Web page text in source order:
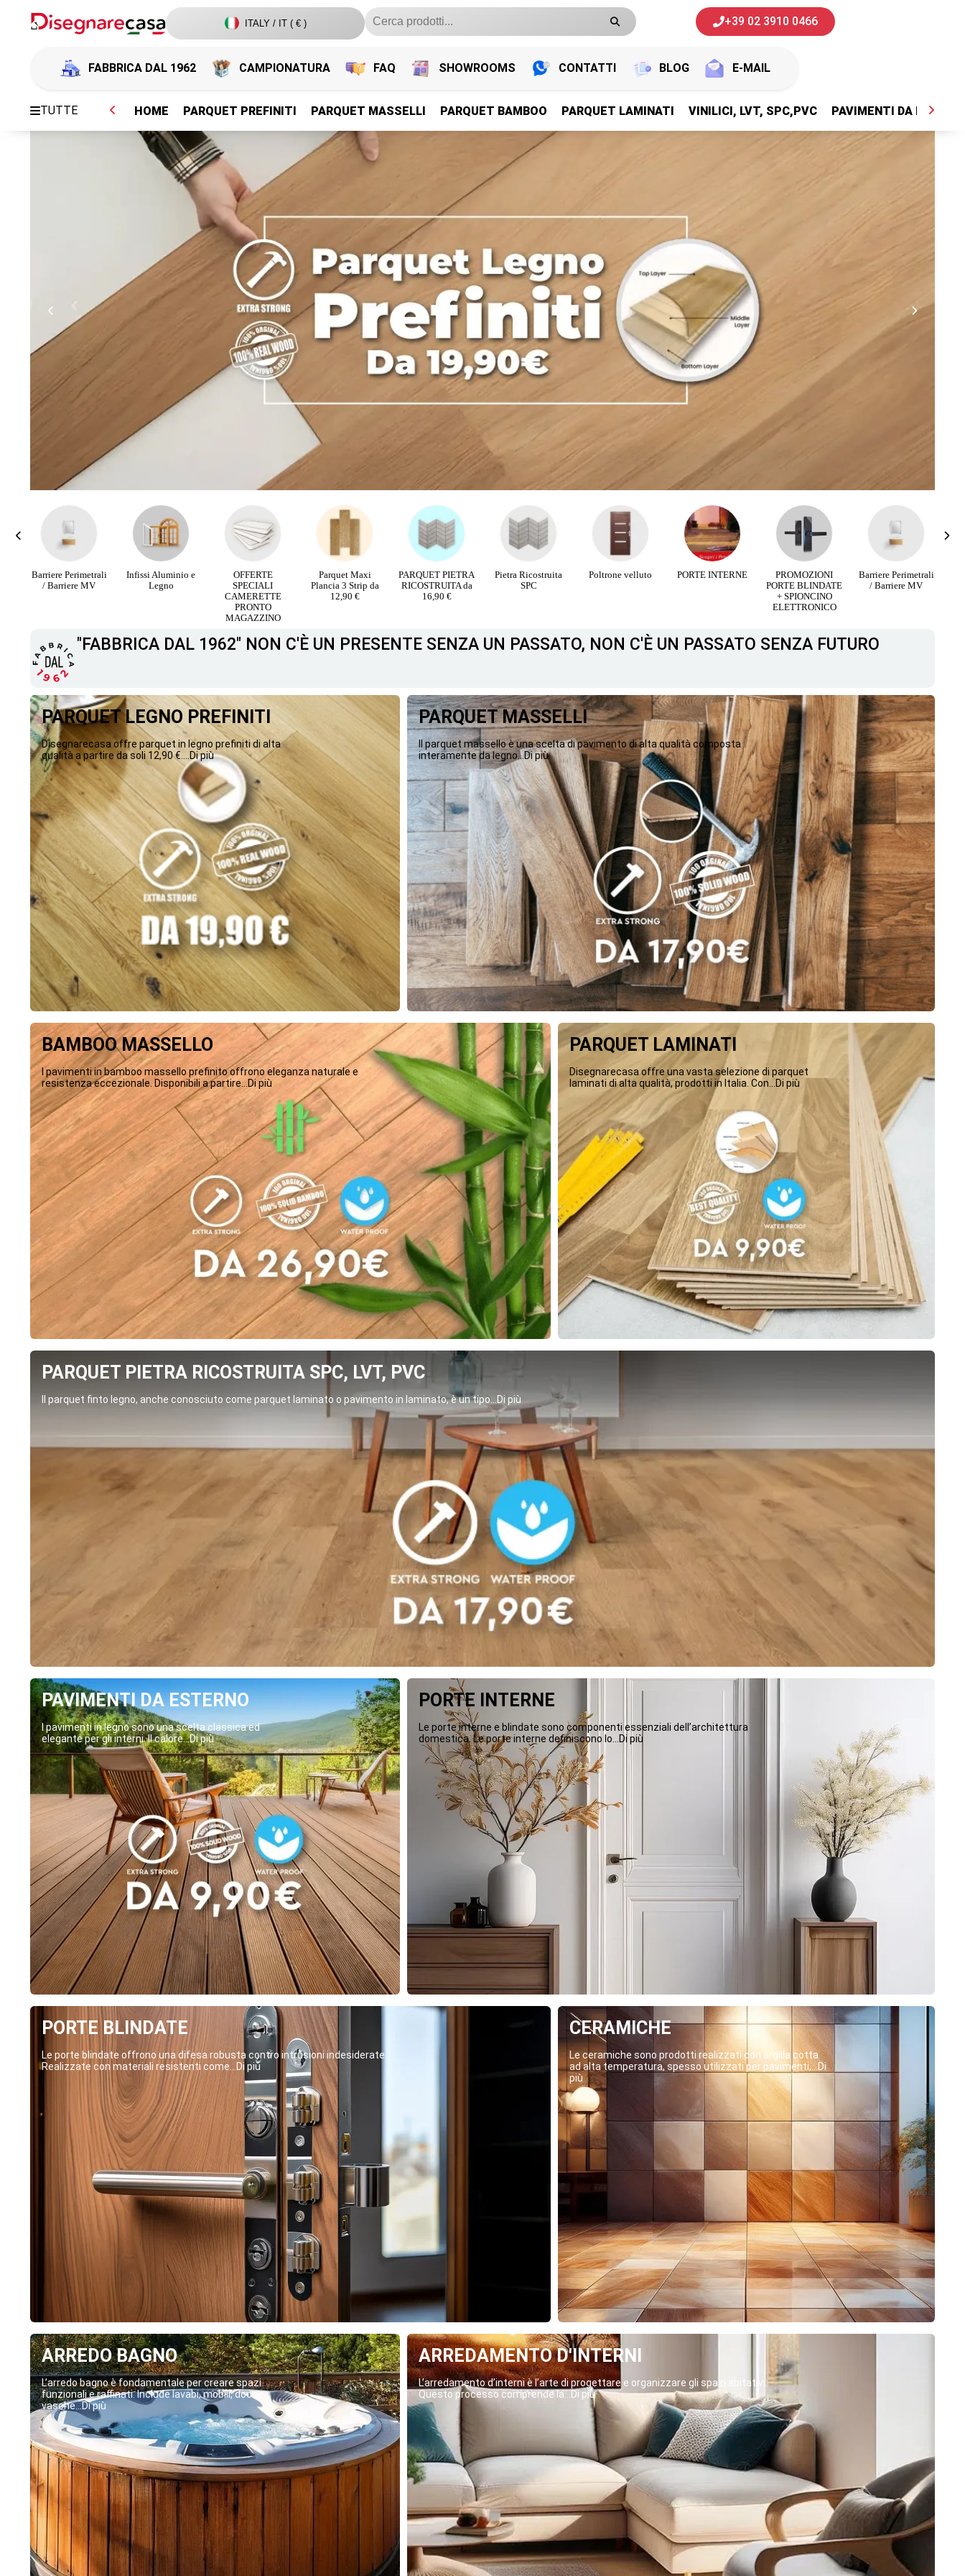
ITALY / IT ( € ) +39 02 3910 0466
FABBRICA DAL 1962 CAMPIONATURA FAQ SHOWROOMS CONTATTI BLOG E-MAIL
TUTTE
PARQUET PREFINITI
Parquet Legno Prefiniti
PARQUET PREFINITI
HOME PARQUET PREFINITI PARQUET MASSELLI PARQUET BAMBOO PARQUET LAMINATI VINILICI, LVT, SPC,PVC PAVIMENTI DA ESTERNI
PARQUET PREFINITI
Parquet Legno Prefiniti
PARQUET PREFINITI
Infissi Aluminio e
Legno
OFFERTE
SPECIALI
Parquet Maxi
Plancia 3 Strip da
12,90 €
PARQUET PIETRA
RICOSTRUITA da
16,90 €
Pietra Ricostruita
SPC
Poltrone velluto PORTE INTERNE
PROMOZIONI
Barriere Perimetrali
/ Barriere MV
Infissi Aluminio e
Legno
"FABBRICA DAL 1962" NON C'È UN PRESENTE SENZA UN PASSATO, NON C'È UN PASSATO SENZA FUTURO
PARQUET LEGNO PREFINITI
Disegnarecasa offre parquet in legno prefiniti di alta
qualità a partire da soli 12,90 €....Di più
PARQUET MASSELLI
Il parquet massello è una scelta di pavimento di alta qualità composta
interamente da legno...Di più
BAMBOO MASSELLO
I pavimenti in bamboo massello prefinito offrono eleganza naturale e
resistenza eccezionale. Disponibili a partire...Di più
PARQUET LAMINATI
Disegnarecasa offre una vasta selezione di parquet
laminati di alta qualità, prodotti in Italia. Con...Di più
PARQUET PIETRA RICOSTRUITA SPC, LVT, PVC
Il parquet finto legno, anche conosciuto come parquet laminato o pavimento in laminato, è un tipo...Di più
PAVIMENTI DA ESTERNO
I pavimenti in legno sono una scelta classica ed
elegante per gli interni. Il calore...Di più
PORTE INTERNE
Le porte interne e blindate sono componenti essenziali dell’architettura
domestica. Le porte interne definiscono lo...Di più
PORTE BLINDATE
Le porte blindate offrono una difesa robusta contro intrusioni indesiderate.
Realizzate con materiali resistenti come...Di più
CERAMICHE
Le ceramiche sono prodotti realizzati con argilla cotta
ad alta temperatura, spesso utilizzati per pavimenti,...Di
più
ARREDO BAGNO
L’arredo bagno è fondamentale per creare spazi
funzionali e raffinati. Include lavabi, mobili, docce,
vasche...Di più
ARREDAMENTO D'INTERNI
L’arredamento d’interni è l’arte di progettare e organizzare gli spazi abitativi.
Questo processo comprende la...Di più